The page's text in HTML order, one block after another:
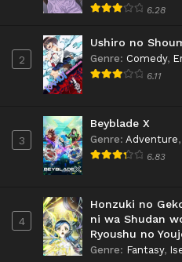
6.28
2
Ushiro no
Genre: Comedy,
6.11
3
Beyblade X
Genre: Adventure,
6.83
4
Honzuki no
ni wa Shudan
Ryoushu no
Genre: Fantasy,